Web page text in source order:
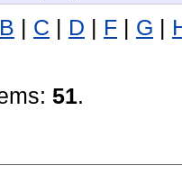
B C D F G
51.